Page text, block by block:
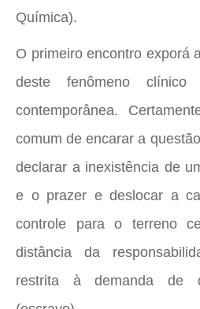
Química).
O primeiro encontro exporá
deste fenômeno
contemporânea.
comum de encarar a
declarar a inexistência de
e o prazer e deslocar a
controle para o terreno
distância da
restrita à demanda de